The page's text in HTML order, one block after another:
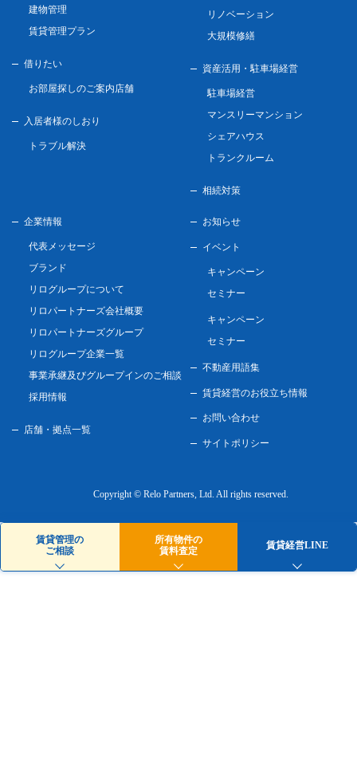
建物管理
賃貸管理プラン
借りたい
お部屋探しのご案内店舗
入居者様のしおり
トラブル解決
リノベーション
大規模修繕
資産活用・駐車場経営
駐車場経営
マンスリーマンション
シェアハウス
トランクルーム
相続対策
企業情報
代表メッセージ
ブランド
リログループについて
リロパートナーズ会社概要
リロパートナーズグループ
リログループ企業一覧
事業承継及びグループインのご相談
採用情報
店舗・拠点一覧
お知らせ
イベント
キャンペーン
セミナー
キャンペーン
セミナー
不動産用語集
賃貸経営のお役立ち情報
お問い合わせ
サイトポリシー
Copyright © Relo Partners, Ltd. All rights reserved.
賃貸管理の
ご相談
所有物件の
賃料査定
賃貸経営LINE